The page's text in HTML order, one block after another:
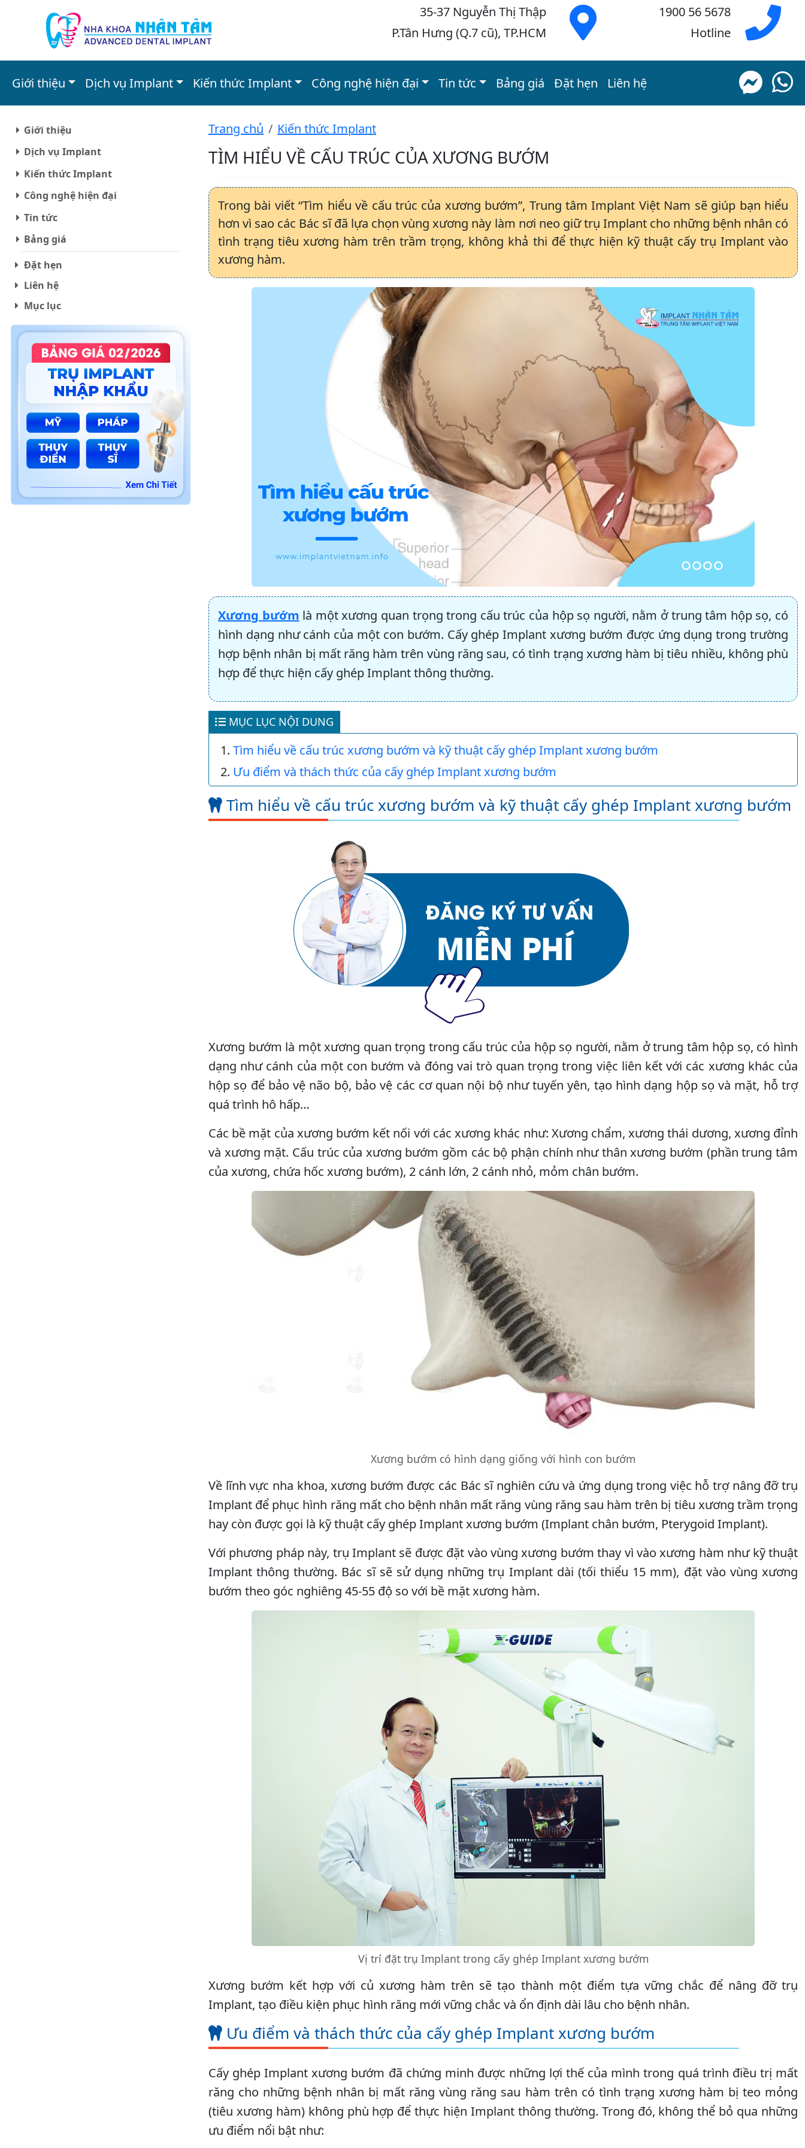
35-37 Nguyễn Thị Thập
P.Tân Hưng (Q.7 cũ), TP.HCM
1900 56 5678
Hotline
Giới thiệu Dịch vụ Implant Kiến thức Implant Công nghệ hiện đại Tin tức Bảng giá Đặt hẹn Liên hệ
Giới thiệu
Dịch vụ Implant
Kiến thức Implant
Công nghệ hiện đại
Tin tức
Bảng giá
Đặt hẹn
Liên hệ
Mục lục
Trang chủ Kiến thức Implant
TÌM HIỂU VỀ CẤU TRÚC CỦA XƯƠNG BƯỚM
Trong bài viết “Tìm hiểu về cấu trúc của xương bướm”, Trung tâm Implant Việt Nam sẽ giúp bạn hiểu
hơn vì sao các Bác sĩ đã lựa chọn vùng xương này làm nơi neo giữ trụ Implant cho những bệnh nhân có
tình trạng tiêu xương hàm trên trầm trọng, không khả thi để thực hiện kỹ thuật cấy trụ Implant vào
xương hàm.
Xương bướm là một xương quan trọng trong cấu trúc của hộp sọ người, nằm ở trung tâm hộp sọ, có
hình dạng như cánh của một con bướm. Cấy ghép Implant xương bướm được ứng dụng trong trường
hợp bệnh nhân bị mất răng hàm trên vùng răng sau, có tình trạng xương hàm bị tiêu nhiều, không phù
hợp để thực hiện cấy ghép Implant thông thường.
MỤC LỤC NỘI DUNG
Tìm hiểu về cấu trúc xương bướm và kỹ thuật cấy ghép Implant xương bướm
Ưu điểm và thách thức của cấy ghép Implant xương bướm
Tìm hiểu về cấu trúc xương bướm và kỹ thuật cấy ghép Implant xương bướm
Xương bướm là một xương quan trọng trong cấu trúc của hộp sọ người, nằm ở trung tâm hộp sọ, có hình
dạng như cánh của một con bướm và đóng vai trò quan trọng trong việc liên kết với các xương khác của
hộp sọ để bảo vệ não bộ, bảo vệ các cơ quan nội bộ như tuyến yên, tạo hình dạng hộp sọ và mặt, hỗ trợ
quá trình hô hấp…
Các bề mặt của xương bướm kết nối với các xương khác như: Xương chẩm, xương thái dương, xương đỉnh
và xương mặt. Cấu trúc của xương bướm gồm các bộ phận chính như thân xương bướm (phần trung tâm
của xương, chứa hốc xương bướm), 2 cánh lớn, 2 cánh nhỏ, mỏm chân bướm.
Xương bướm có hình dạng giống với hình con bướm
Về lĩnh vực nha khoa, xương bướm được các Bác sĩ nghiên cứu và ứng dụng trong việc hỗ trợ nâng đỡ trụ
Implant để phục hình răng mất cho bệnh nhân mất răng vùng răng sau hàm trên bị tiêu xương trầm trọng
hay còn được gọi là kỹ thuật cấy ghép Implant xương bướm (Implant chân bướm, Pterygoid Implant).
Với phương pháp này, trụ Implant sẽ được đặt vào vùng xương bướm thay vì vào xương hàm như kỹ thuật
Implant thông thường. Bác sĩ sẽ sử dụng những trụ Implant dài (tối thiểu 15 mm), đặt vào vùng xương
bướm theo góc nghiêng 45-55 độ so với bề mặt xương hàm.
Vị trí đặt trụ Implant trong cấy ghép Implant xương bướm
Xương bướm kết hợp với củ xương hàm trên sẽ tạo thành một điểm tựa vững chắc để nâng đỡ trụ
Implant, tạo điều kiện phục hình răng mới vững chắc và ổn định dài lâu cho bệnh nhân.
Ưu điểm và thách thức của cấy ghép Implant xương bướm
Cấy ghép Implant xương bướm đã chứng minh được những lợi thế của mình trong quá trình điều trị mất
răng cho những bệnh nhân bị mất răng vùng răng sau hàm trên có tình trạng xương hàm bị teo mỏng
(tiêu xương hàm) không phù hợp để thực hiện Implant thông thường. Trong đó, không thể bỏ qua những
ưu điểm nổi bật như: